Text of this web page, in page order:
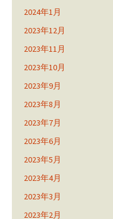
2024年1月
2023年12月
2023年11月
2023年10月
2023年9月
2023年8月
2023年7月
2023年6月
2023年5月
2023年4月
2023年3月
2023年2月